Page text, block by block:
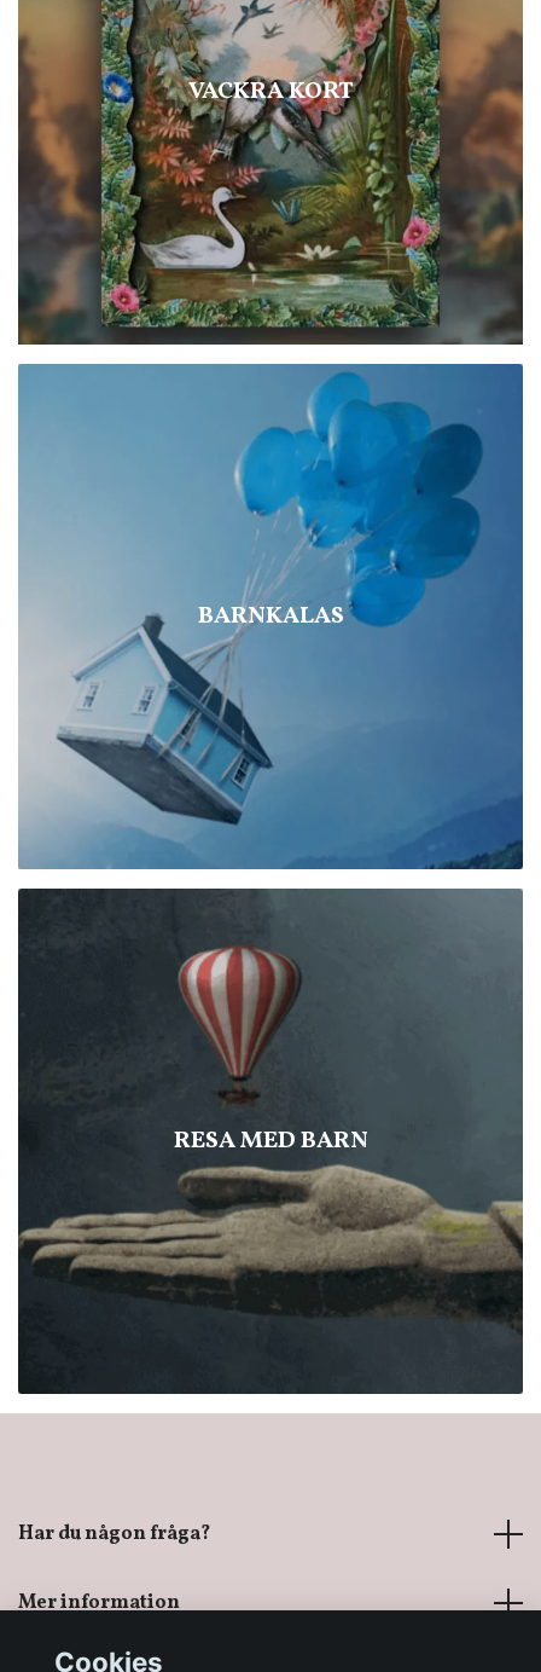
VACKRA KORT
BARNKALAS
RESA MED BARN
Har du någon fråga?
Mer information
Cookies